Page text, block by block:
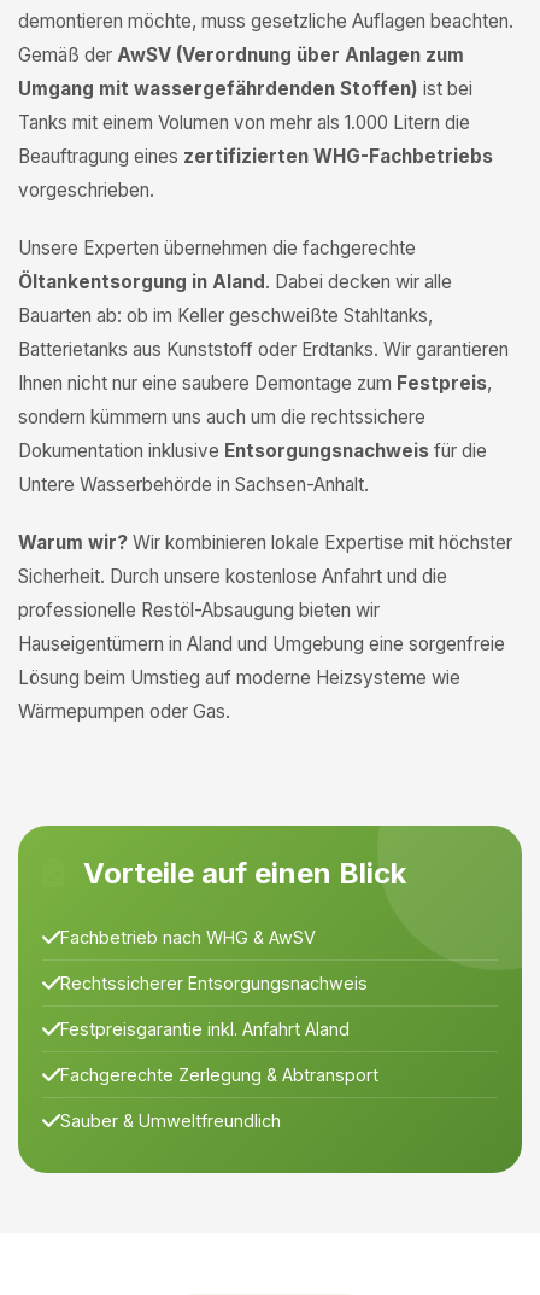
demontieren möchte, muss gesetzliche Auflagen beachten.
Gemäß der AwSV (Verordnung über Anlagen zum
Umgang mit wassergefährdenden Stoffen) ist bei
Tanks mit einem Volumen von mehr als 1.000 Litern die
Beauftragung eines zertifizierten WHG-Fachbetriebs
vorgeschrieben.
Unsere Experten übernehmen die fachgerechte
Öltankentsorgung in Aland. Dabei decken wir alle
Bauarten ab: ob im Keller geschweißte Stahltanks,
Batterietanks aus Kunststoff oder Erdtanks. Wir garantieren
Ihnen nicht nur eine saubere Demontage zum Festpreis,
sondern kümmern uns auch um die rechtssichere
Dokumentation inklusive Entsorgungsnachweis für die
Untere Wasserbehörde in Sachsen-Anhalt.
Warum wir? Wir kombinieren lokale Expertise mit höchster
Sicherheit. Durch unsere kostenlose Anfahrt und die
professionelle Restöl-Absaugung bieten wir
Hauseigentümern in Aland und Umgebung eine sorgenfreie
Lösung beim Umstieg auf moderne Heizsysteme wie
Wärmepumpen oder Gas.
Vorteile auf einen Blick
Fachbetrieb nach WHG & AwSV
Rechtssicherer Entsorgungsnachweis
Festpreisgarantie inkl. Anfahrt Aland
Fachgerechte Zerlegung & Abtransport
Sauber & Umweltfreundlich